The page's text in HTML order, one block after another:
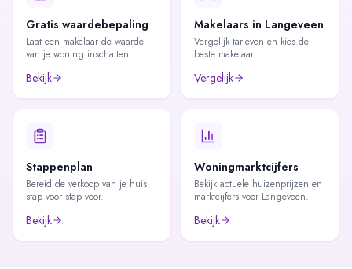
Gratis waardebepaling
Laat een makelaar de waarde
van je woning inschatten.
Bekijk
Makelaars in Langeveen
Vergelijk tarieven en kies de
beste makelaar.
Vergelijk
Stappenplan
Bereid de verkoop van je huis
stap voor stap voor.
Bekijk
Woningmarktcijfers
Bekijk actuele huizenprijzen en
marktcijfers voor Langeveen.
Bekijk